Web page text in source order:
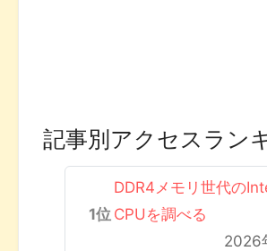
記事別アクセスラン
DDR4メモリ世代の
CPUを調べる
2026